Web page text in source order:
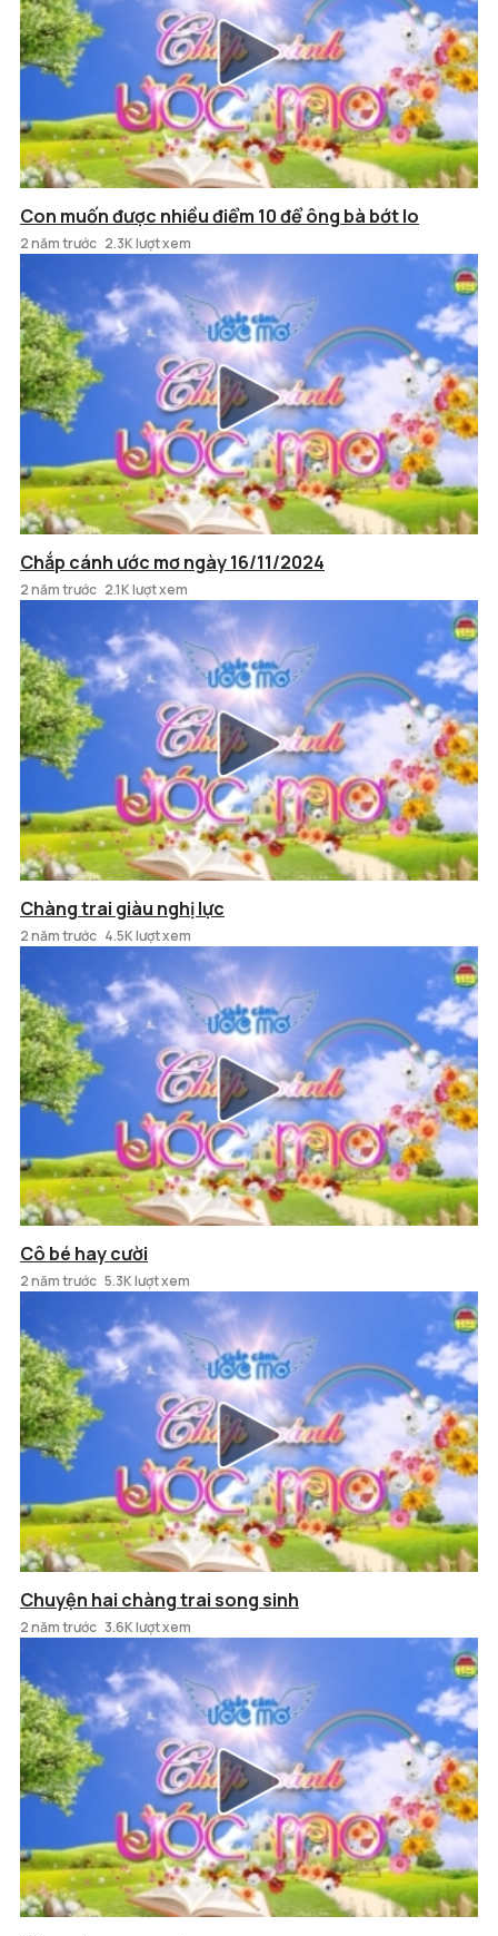
Con muốn được nhiều điểm 10 để ông bà bớt lo
2 năm trước 2.3K lượt xem
Chắp cánh ước mơ ngày 16/11/2024
2 năm trước 2.1K lượt xem
Chàng trai giàu nghị lực
2 năm trước 4.5K lượt xem
Cô bé hay cười
2 năm trước 5.3K lượt xem
Chuyện hai chàng trai song sinh
2 năm trước 3.6K lượt xem